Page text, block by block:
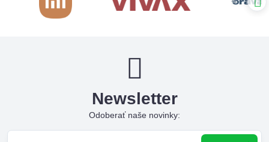
Newsletter
Odoberať naše novinky: